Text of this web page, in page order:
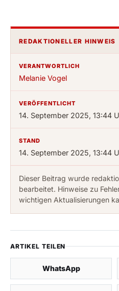
REDAKTIONELLER HINWEIS
VERANTWORTLICH
Melanie Vogel
VERÖFFENTLICHT
14. September 2025, 13:44
STAND
14. September 2025, 13:44
Dieser Beitrag wurde
bearbeitet. Hinweise zu
wichtigen Aktualisierungen
ARTIKEL TEILEN
WhatsApp